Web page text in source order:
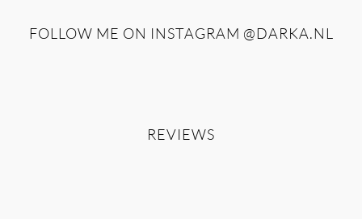
FOLLOW ME ON INSTAGRAM @DARKA.NL
REVIEWS